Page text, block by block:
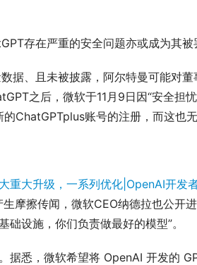
存在严重的安全问题亦或成为其被
据、且未被披露，阿尔特曼可能对
之后，微软于11月9日因“安全担
ChatGPTplus账号的注册，而这也
大重大升级，一系列优化|OpenAI开发
摩擦传闻，微软CEO纳德拉也公开
设施，你们负责做最好的模型”。
据悉，微软希望将 OpenAI 开发的